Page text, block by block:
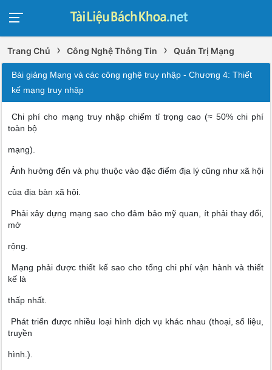
Trang Chủ › Công Nghệ Thông Tin › Quản Trị Mạng
Bài giảng Mạng và các công nghệ truy nhập - Chương 4: Thiết
kế mạng truy nhập
 Chi phí cho mạng truy nhập chiếm tỉ trọng cao (≈ 50% chi phí
toàn bộ
mạng).
 Ảnh hưởng đến và phụ thuộc vào đặc điểm địa lý cũng như xã hội
của địa bàn xã hội.
 Phải xây dựng mạng sao cho đảm bảo mỹ quan, ít phải thay đổi,
mở
rộng.
 Mạng phải được thiết kế sao cho tổng chi phí vận hành và thiết
kế là
thấp nhất.
 Phát triển được nhiều loại hình dịch vụ khác nhau (thoại, số liệu,
truyền
hình.).